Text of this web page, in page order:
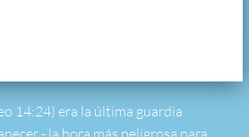
14:24) era la última guardia